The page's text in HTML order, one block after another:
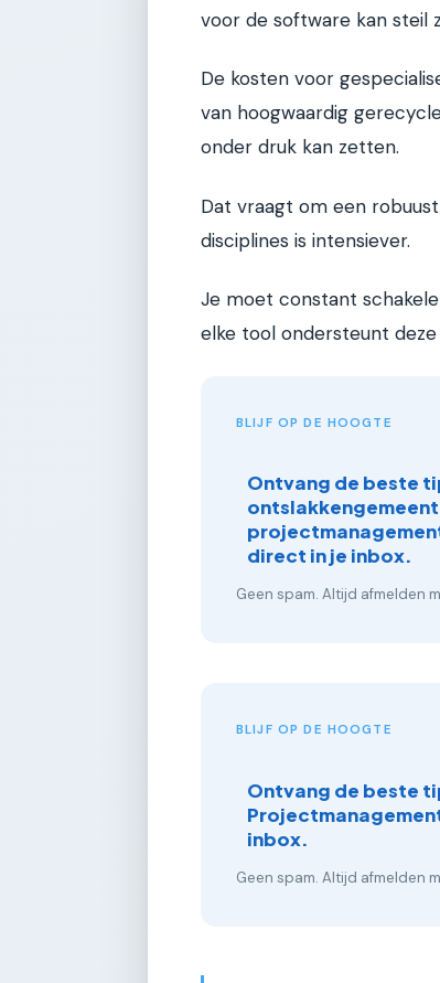
voor de software kan steil
De kosten voor
van hoogwaardig
onder druk kan zetten.
Dat vraagt om een
disciplines is intensiever.
Je moet constant
elke tool ondersteunt
BLIJF OP DE HOOGTE
Ontvang de beste
direct in je inbox.
Geen spam. Altijd afmelden
BLIJF OP DE HOOGTE
Ontvang de beste
inbox.
Geen spam. Altijd afmelden